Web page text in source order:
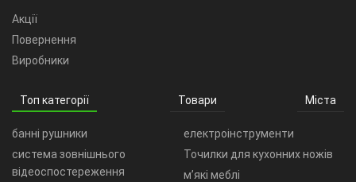
Акції
Повернення
Виробники
Топ категорії Товари Міста
банні рушники
система зовнішнього
відеоспостереження
електроінструменти
Точилки для кухонних ножів
м’які меблі